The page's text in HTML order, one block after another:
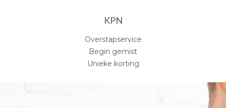
KPN
Overstapservice
Begin gemist
Unieke korting